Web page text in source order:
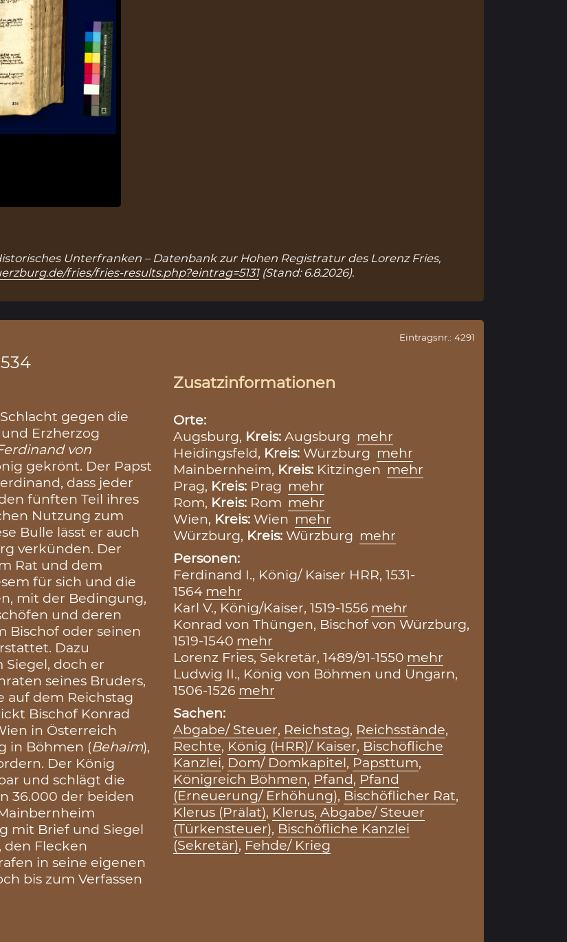
Historisches Unterfranken – Datenbank zur Hohen Registratur des Lorenz Fries,
fries/fries-results.php?eintrag=5131(Stand: 6.8.2026).
gegen die
und Erzherzog
von
gekrönt. Der Papst
dass jeder
fünften Teil ihres
Nutzung zum
Bulle lässt er auch
verkünden. Der
Rat und dem
für sich und die
mit der Bedingung,
und deren
Bischof oder seinen
Dazu
doch er
seines Bruders,
auf dem Reichstag
Bischof Konrad
in Österreich
in Böhmen (Behaim),
Der König
und schlägt die
36.000 der beiden
mit Brief und Siegel
den Flecken
in seine eigenen
bis zum Verfassen
Eintragsnr.: 4291
Zusatzinformationen
Orte:
Augsburg, Kreis: Augsburg mehr
Heidingsfeld, Kreis: Würzburg mehr
Mainbernheim, Kreis: Kitzingen mehr
Prag, Kreis: Prag mehr
Rom, Kreis: Rom mehr
Wien, Kreis: Wien mehr
Würzburg, Kreis: Würzburg mehr
Personen:
Ferdinand I., König/ Kaiser HRR, 1531-
1564 mehr
Karl V., König/Kaiser, 1519-1556 mehr
Konrad von Thüngen, Bischof von Würzburg,
1519-1540 mehr
Lorenz Fries, Sekretär, 1489/91-1550 mehr
Ludwig II., König von Böhmen und Ungarn,
1506-1526 mehr
Sachen:
Abgabe/ Steuer, Reichstag, Reichsstände,
Rechte, König (HRR)/ Kaiser, Bischöfliche
Kanzlei, Dom/ Domkapitel, Papsttum,
Königreich Böhmen, Pfand, Pfand
(Erneuerung/ Erhöhung), Bischöflicher Rat,
Klerus (Prälat), Klerus, Abgabe/ Steuer
(Türkensteuer), Bischöfliche Kanzlei
(Sekretär), Fehde/ Krieg